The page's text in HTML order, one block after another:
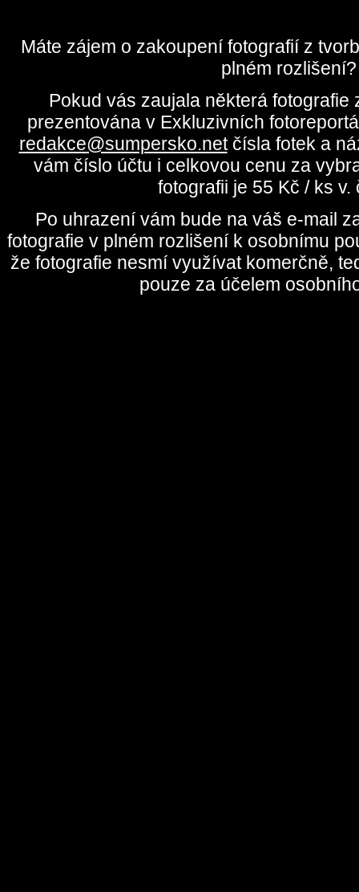
Máte zájem o zakoupení fotografií z
plném rozlišení?
Pokud vás zaujala některá fotografie
prezentována v Exkluzivních
redakce@sumpersko.netčísla fotek a
vám číslo účtu i celkovou cenu za
fotografii je 55 Kč / ks v.
Po uhrazení vám bude na váš e-mail
fotografie v plném rozlišení k osobnímu
že fotografie nesmí využívat komerčně,
pouze za účelem